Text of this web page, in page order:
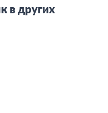
в других